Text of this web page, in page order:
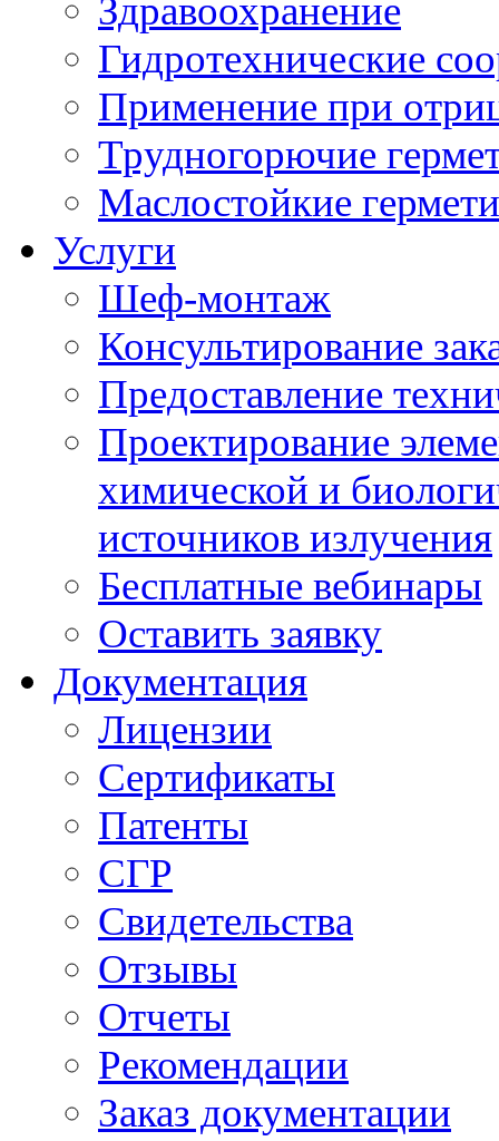
Здравоохранение
Гидротехнические
Применение при
Трудногорючие
Маслостойкие
Услуги
Шеф-монтаж
Консультирование
Предоставление
Проектирование
химической и
источников излучения
Бесплатные вебинары
Оставить заявку
Документация
Лицензии
Сертификаты
Патенты
СГР
Свидетельства
Отзывы
Отчеты
Рекомендации
Заказ документации